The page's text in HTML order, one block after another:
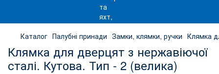
Каталог Палубні принади Замки, клямки, ручки Клямка
Клямка для дверцят з нержавіючої
сталі. Кутова. Тип - 2 (велика)